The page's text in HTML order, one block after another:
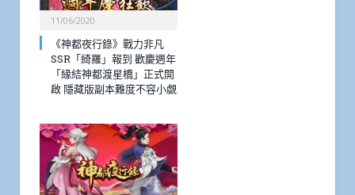
11/06/2020
《神都夜行錄》戰力非凡
SSR「綺羅」報到 歡慶週年
「緣結神都渡星橋」正式開
啟 隱藏版副本難度不容小覷